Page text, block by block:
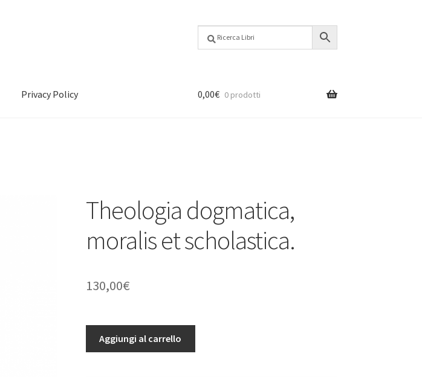
Privacy Policy 0,00€ 0 prodotti
Theologia dogmatica,
moralis et scholastica.
130,00€
dogmatica,
Aggiungi al carrello